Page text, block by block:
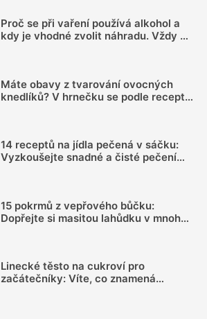
Proč se při vaření používá alkohol a
kdy je vhodné zvolit náhradu. Vždy se
Máte obavy z tvarování ovocných
knedlíků? V hrnečku se podle receptu
14 receptů na jídla pečená v sáčku:
Vyzkoušejte snadné a čisté pečení
15 pokrmů z vepřového bůčku:
Dopřejte si masitou lahůdku v mnoha
Linecké těsto na cukroví pro
začátečníky: Víte, co znamená